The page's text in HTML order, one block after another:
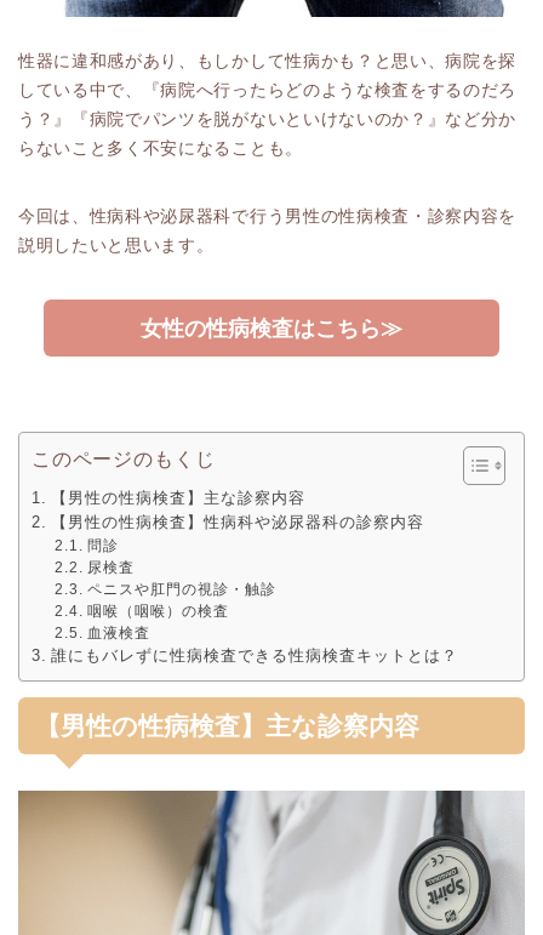
性器に違和感があり、もしかして性病かも？と思い、病院を探
している中で、『病院へ行ったらどのような検査をするのだろ
う？』『病院でパンツを脱がないといけないのか？』など分か
らないこと多く不安になることも。
今回は、性病科や泌尿器科で行う男性の性病検査・診察内容を
説明したいと思います。
女性の性病検査はこちら≫
このページのもくじ
【男性の性病検査】主な診察内容
【男性の性病検査】性病科や泌尿器科の診察内容
問診
尿検査
ペニスや肛門の視診・触診
咽喉（咽喉）の検査
血液検査
誰にもバレずに性病検査できる性病検査キットとは？
【男性の性病検査】主な診察内容